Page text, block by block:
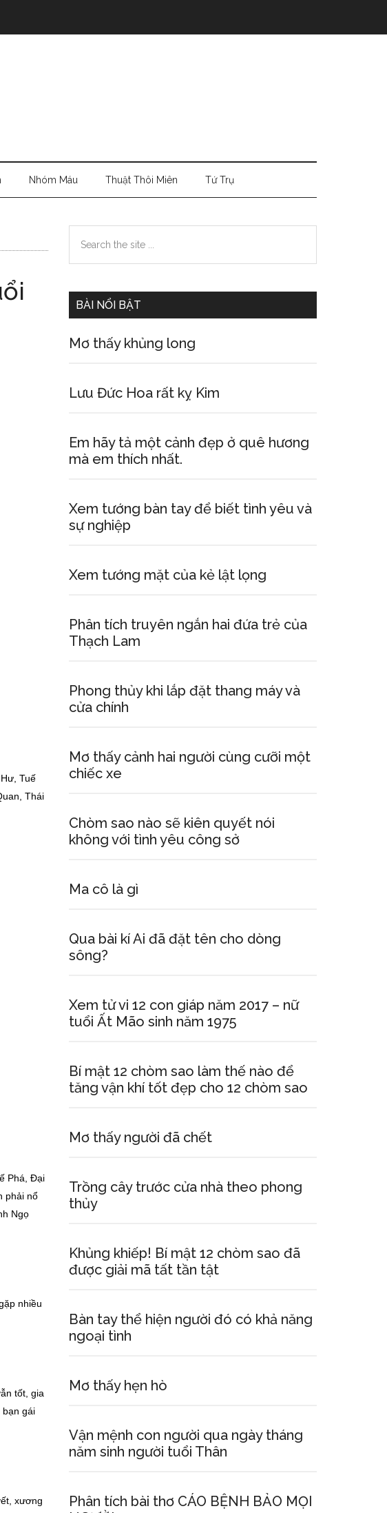
Nhóm Máu Thuật Thôi Miên Tứ Trụ
Tuế
Thái
Phá, Đại
phải nổ
Ngọ
nhiều
tốt, gia
gái
xương
Primary
Sidebar
the
BÀI NỔI BẬT
Mơ thấy khủng long
Lưu Đức Hoa rất kỵ Kim
Em hãy tả một cảnh đẹp ở quê hương
mà em thích nhất.
Xem tướng bàn tay để biết tình yêu và
sự nghiệp
Xem tướng mặt của kẻ lật lọng
Phân tích truyên ngắn hai đứa trẻ của
Thạch Lam
Phong thủy khi lắp đặt thang máy và
cửa chính
Mơ thấy cảnh hai người cùng cưỡi một
chiếc xe
Chòm sao nào sẽ kiên quyết nói
không với tình yêu công sở
Ma cô là gì
Qua bài kí Ai đã đặt tên cho dòng
sông?
Xem tử vi 12 con giáp năm 2017 – nữ
tuổi Ất Mão sinh năm 1975
Bí mật 12 chòm sao làm thế nào để
tăng vận khí tốt đẹp cho 12 chòm sao
Mơ thấy người đã chết
Trồng cây trước cửa nhà theo phong
thủy
Khủng khiếp! Bí mật 12 chòm sao đã
được giải mã tất tần tật
Bàn tay thể hiện người đó có khả năng
ngoại tình
Mơ thấy hẹn hò
Vận mệnh con người qua ngày tháng
năm sinh người tuổi Thân
Phân tích bài thơ CÁO BỆNH BẢO MỌI